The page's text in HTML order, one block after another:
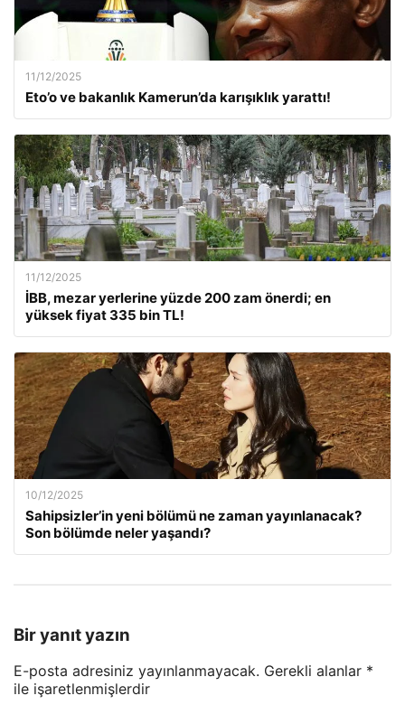
11/12/2025
Eto’o ve bakanlık Kamerun’da karışıklık yarattı!
11/12/2025
İBB, mezar yerlerine yüzde 200 zam önerdi; en
yüksek fiyat 335 bin TL!
10/12/2025
Sahipsizler’in yeni bölümü ne zaman yayınlanacak?
Son bölümde neler yaşandı?
Bir yanıt yazın
E-posta adresiniz yayınlanmayacak. Gerekli alanlar *
ile işaretlenmişlerdir